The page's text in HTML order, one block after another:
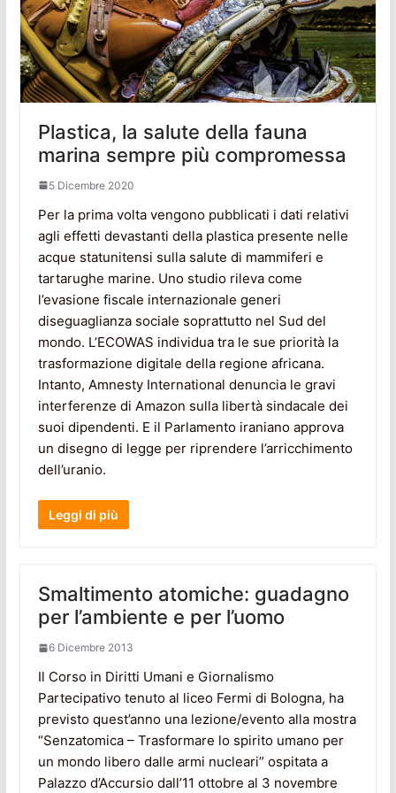
Plastica, la salute della fauna
marina sempre più compromessa
5 Dicembre 2020
Per la prima volta vengono pubblicati i dati relativi
agli effetti devastanti della plastica presente nelle
acque statunitensi sulla salute di mammiferi e
tartarughe marine. Uno studio rileva come
l’evasione fiscale internazionale generi
diseguaglianza sociale soprattutto nel Sud del
mondo. L’ECOWAS individua tra le sue priorità la
trasformazione digitale della regione africana.
Intanto, Amnesty International denuncia le gravi
interferenze di Amazon sulla libertà sindacale dei
suoi dipendenti. E il Parlamento iraniano approva
un disegno di legge per riprendere l’arricchimento
dell’uranio.
Leggi di più
Smaltimento atomiche: guadagno
per l’ambiente e per l’uomo
6 Dicembre 2013
Il Corso in Diritti Umani e Giornalismo
Partecipativo tenuto al liceo Fermi di Bologna, ha
previsto quest’anno una lezione/evento alla mostra
“Senzatomica – Trasformare lo spirito umano per
un mondo libero dalle armi nucleari” ospitata a
Palazzo d’Accursio dall’11 ottobre al 3 novembre